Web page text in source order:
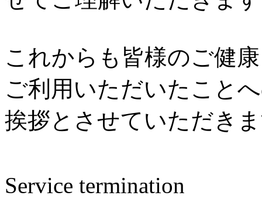
これからも皆様のご健
ご利用いただいたこと
挨拶とさせていただき
Service termination